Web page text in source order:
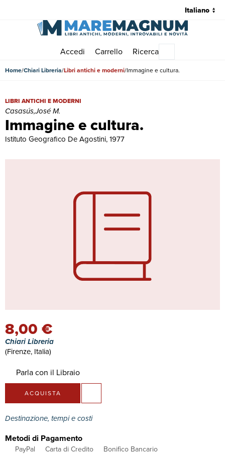
Accedi Carrello Ricerca
Home Chiari Libreria Libri antichi e moderni Immagine e cultura.
Immagine e cultura.
Immagine e cultura. | Libri antichi e moderni | Casasús,José M.
LIBRI ANTICHI E MODERNI
Casasús,José M.
Istituto Geografico De Agostini, 1977
8,00 €
Chiari Libreria
(Firenze, Italia)
Parla con il Libraio
ACQUISTA
Destinazione, tempi e costi
Metodi di Pagamento
PayPal Carta di Credito
Bonifico Bancario